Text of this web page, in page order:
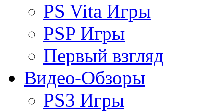
PS Vita Игры
PSP Игры
Первый взгляд
Видео-Обзоры
PS3 Игры